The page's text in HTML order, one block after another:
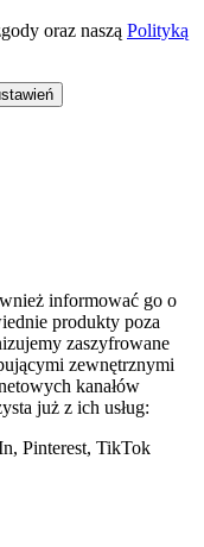
oraz naszą Polityką
informować go o
produkty poza
zaszyfrowane
zewnętrznymi
kanałów
już z ich usług:
Pinterest, TikTok